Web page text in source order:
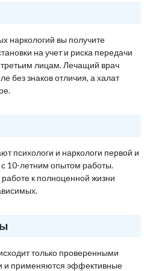
наркологий вы получите
на учет и риска передачи
лицам. Лечащий врач
без знаков отличия, а халат
психологи и наркологи первой и
10-летним опытом работы.
к полноценной жизни
только проверенными
и применяются эффективные